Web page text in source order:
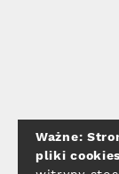
Ważne:
pliki